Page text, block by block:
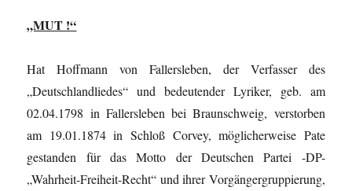
„MUT !“
Hat Hoffmann von Fallersleben, der Verfasser des
„Deutschlandliedes“ und bedeutender Lyriker, geb. am
02.04.1798 in Fallersleben bei Braunschweig, verstorben
am 19.01.1874 in Schloß Corvey, möglicherweise Pate
gestanden für das Motto der Deutschen Partei -DP-
„Wahrheit-Freiheit-Recht“ und ihrer Vorgängergruppierung,